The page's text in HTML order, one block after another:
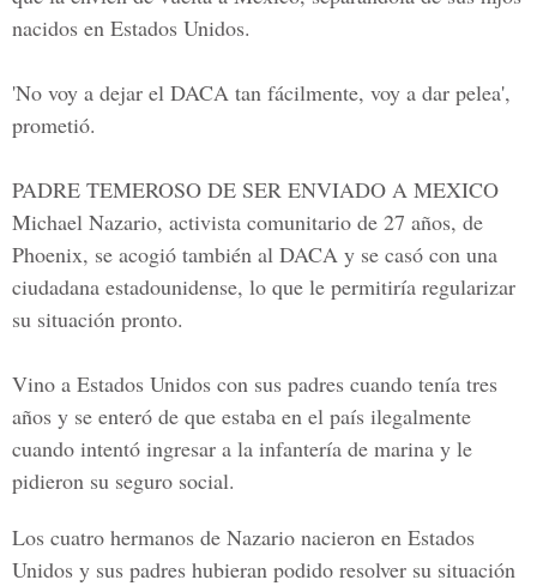
nacidos en Estados Unidos.
'No voy a dejar el DACA tan fácilmente, voy a dar pelea',
prometió.
PADRE TEMEROSO DE SER ENVIADO A MEXICO
Michael Nazario, activista comunitario de 27 años, de
Phoenix, se acogió también al DACA y se casó con una
ciudadana estadounidense, lo que le permitiría regularizar
su situación pronto.
Vino a Estados Unidos con sus padres cuando tenía tres
años y se enteró de que estaba en el país ilegalmente
cuando intentó ingresar a la infantería de marina y le
pidieron su seguro social.
Los cuatro hermanos de Nazario nacieron en Estados
Unidos y sus padres hubieran podido resolver su situación